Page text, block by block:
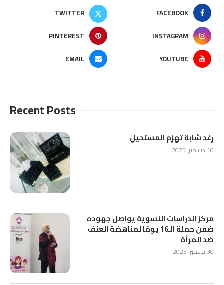
FACEBOOK
TWITTER
INSTAGRAM
PINTEREST
YOUTUBE
EMAIL
Recent Posts
رغد شابة تهزم المستحيل
10 ديسمبر، 2025
مركز الدراسات النسوية يواصل جهوده
ضمن حملة الـ16 يومًا لمناهضة العنف
ضد المرأة
30 نوفمبر، 2025